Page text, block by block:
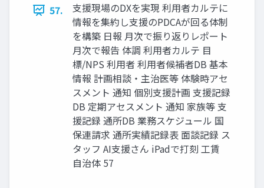
57.
支援現場のDXを実現 利用者カルテに
情報を集約し支援のPDCAが回る体制
を構築 日報 月次で振り返りレポート
月次で報告 体調 利用者カルテ 目
標/NPS 利用者 利用者候補者DB 基本
情報 計画相談・主治医等 体験時アセ
スメント 通知 個別支援計画 支援記録
DB 定期アセスメント 通知 家族等 支
援記録 通所DB 業務スケジュール 国
保連請求 通所実績記録表 面談記録 ス
タッフ AI支援さん iPadで打刻 工賃
自治体 57